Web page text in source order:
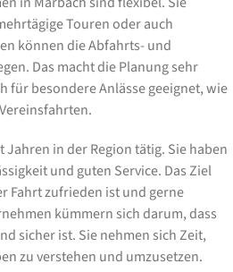
Touren oder auch
können die Abfahrts- und
Das macht die Planung sehr
für besondere Anlässe geeignet, wie
Jahren in der Region tätig. Sie haben
und guten Service. Das Ziel
Fahrt zufrieden ist und gerne
kümmern sich darum, dass
sicher ist. Sie nehmen sich Zeit,
zu verstehen und umzusetzen.